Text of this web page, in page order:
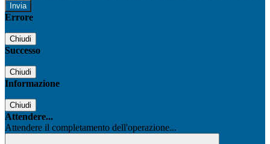
Errore
Chiudi
Successo
Chiudi
Informazione
Chiudi
Attendere...
Attendere il completamento dell'operazione...